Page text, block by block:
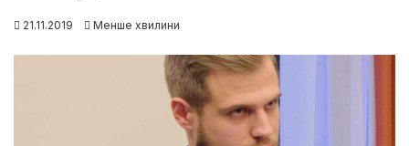
21.11.2019 Менше хвилини